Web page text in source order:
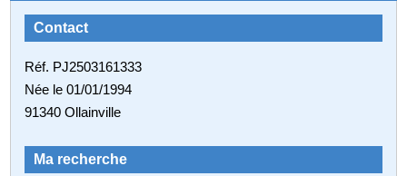
Contact
Réf. PJ2503161333
Née le 01/01/1994
91340 Ollainville
Ma recherche